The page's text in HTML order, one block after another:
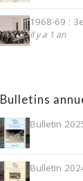
1968-69 :
Il y a 1 an
Bulletins
Bulletin
Bulletin